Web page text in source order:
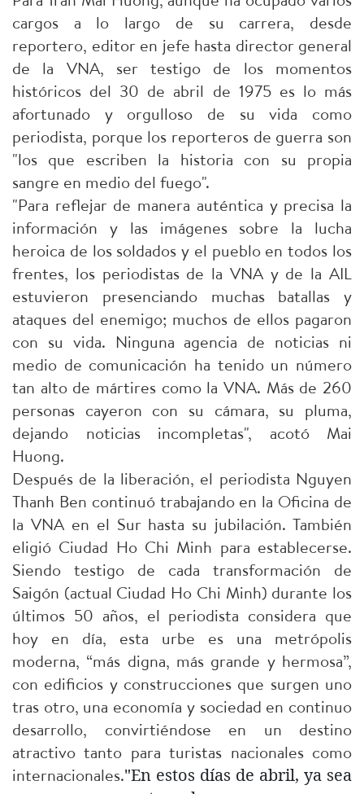
cargos a lo largo de su carrera, desde
reportero, editor en jefe hasta director general
de la VNA, ser testigo de los momentos
históricos del 30 de abril de 1975 es lo más
afortunado y orgulloso de su vida como
periodista, porque los reporteros de guerra son
"los que escriben la historia con su propia
sangre en medio del fuego".
"Para reflejar de manera auténtica y precisa la
información y las imágenes sobre la lucha
heroica de los soldados y el pueblo en todos los
frentes, los periodistas de la VNA y de la AIL
estuvieron presenciando muchas batallas y
ataques del enemigo; muchos de ellos pagaron
con su vida. Ninguna agencia de noticias ni
medio de comunicación ha tenido un número
tan alto de mártires como la VNA. Más de 260
personas cayeron con su cámara, su pluma,
dejando noticias incompletas", acotó Mai
Huong.
Después de la liberación, el periodista Nguyen
Thanh Ben continuó trabajando en la Oficina de
la VNA en el Sur hasta su jubilación. También
eligió Ciudad Ho Chi Minh para establecerse.
Siendo testigo de cada transformación de
Saigón (actual Ciudad Ho Chi Minh) durante los
últimos 50 años, el periodista considera que
hoy en día, esta urbe es una metrópolis
moderna, “más digna, más grande y hermosa”,
con edificios y construcciones que surgen uno
tras otro, una economía y sociedad en continuo
desarrollo, convirtiéndose en un destino
atractivo tanto para turistas nacionales como
internacionales."En estos días de abril, ya sea